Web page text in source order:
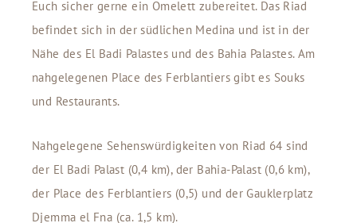
Euch sicher gerne ein Omelett zubereitet. Das Riad
befindet sich in der südlichen Medina und ist in der
Nähe des El Badi Palastes und des Bahia Palastes. Am
nahgelegenen Place des Ferblantiers gibt es Souks
und Restaurants.
Nahgelegene Sehenswürdigkeiten von Riad 64 sind
der El Badi Palast (0,4 km), der Bahia-Palast (0,6 km),
der Place des Ferblantiers (0,5) und der Gauklerplatz
Djemma el Fna (ca. 1,5 km).